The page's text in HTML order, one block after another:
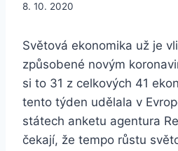
8. 10. 2020
Světová ekonomika už je
způsobené novým
si to 31 z celkových 41
tento týden udělala v
státech anketu agentura
čekají, že tempo růstu